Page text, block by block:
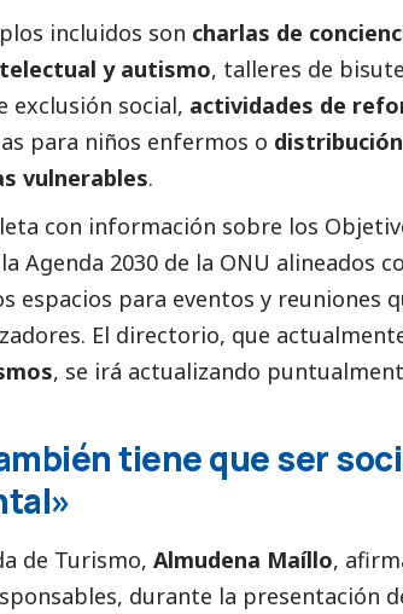
incluidos son charlas de
y autismo, talleres de
exclusión social, actividades de
para niños enfermos o
vulnerables.
con información sobre los
la Agenda 2030 de la ONU alineados
espacios para eventos y reuniones
El directorio, que
, se irá actualizando
tiene que ser
de Turismo, Almudena Maíllo,
, durante la presentación